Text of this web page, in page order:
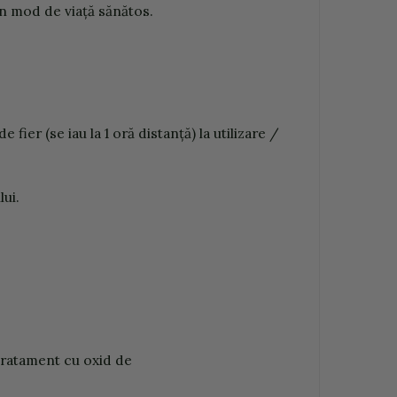
n mod de viaţă sănătos.
de fier (se iau la 1 oră distanță) la utilizare /
lui.
ment cu oxid de